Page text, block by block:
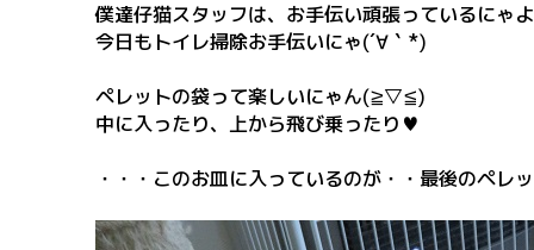
僕達仔猫スタッフは、お手伝い頑張っているにゃ
今日もトイレ掃除お手伝いにゃ(´∀｀*)
ペレットの袋って楽しいにゃん(≧▽≦)
中に入ったり、上から飛び乗ったり♥
・・・このお皿に入っているのが・・最後のペレ